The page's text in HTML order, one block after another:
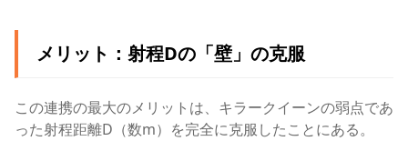
メリット：射程Dの「壁」の克服
この連携の最大のメリットは、キラークイーンの弱点であ
った射程距離D（数m）を完全に克服したことにある。